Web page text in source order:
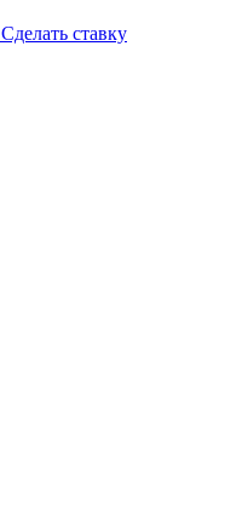
Сделать ставку